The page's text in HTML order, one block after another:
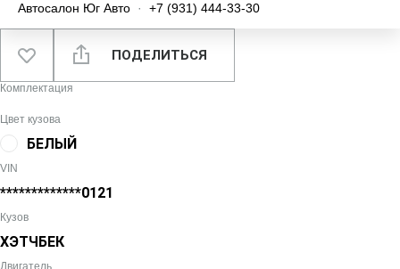
Автосалон Юг Авто · +7 (931) 444-33-30
ПОДЕЛИТЬСЯ
Комплектация
Цвет кузова
БЕЛЫЙ
VIN
*************0121
Кузов
ХЭТЧБЕК
Двигатель